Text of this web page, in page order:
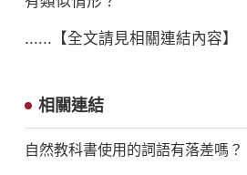
......【全文請見相關連結內容】
相關連結
自然教科書使用的詞語有落差嗎？